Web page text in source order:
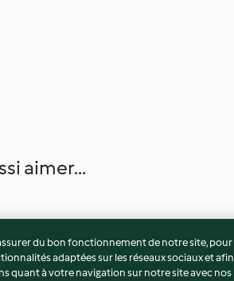
aimer...
du bon fonctionnement de notre site,
adaptées sur les réseaux sociaux et
quant à votre navigation sur notre site avec